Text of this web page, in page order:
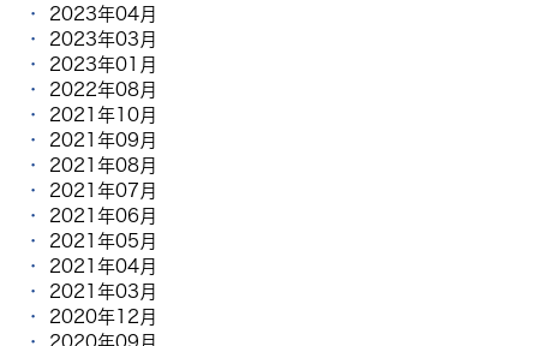
2023年04月
2023年03月
2023年01月
2022年08月
2021年10月
2021年09月
2021年08月
2021年07月
2021年06月
2021年05月
2021年04月
2021年03月
2020年12月
2020年09月